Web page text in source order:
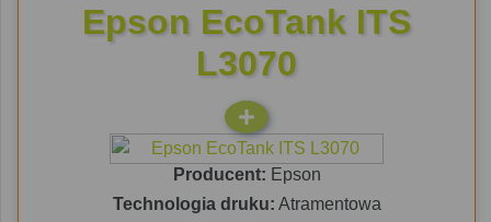
Epson EcoTank ITS
L3070
Producent: Epson
Technologia druku: Atramentowa